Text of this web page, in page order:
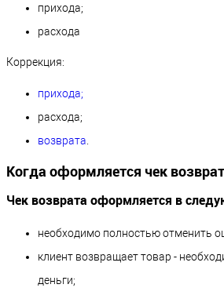
прихода;
расхода
Коррекция:
прихода;
расхода;
возврата
Когда оформляется чек
Чек возврата оформляется в
необходимо полностью отменить
клиент возвращает товар -
деньги;